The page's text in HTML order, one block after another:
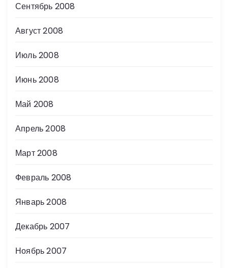
Сентябрь 2008
Август 2008
Июль 2008
Июнь 2008
Май 2008
Апрель 2008
Март 2008
Февраль 2008
Январь 2008
Декабрь 2007
Ноябрь 2007